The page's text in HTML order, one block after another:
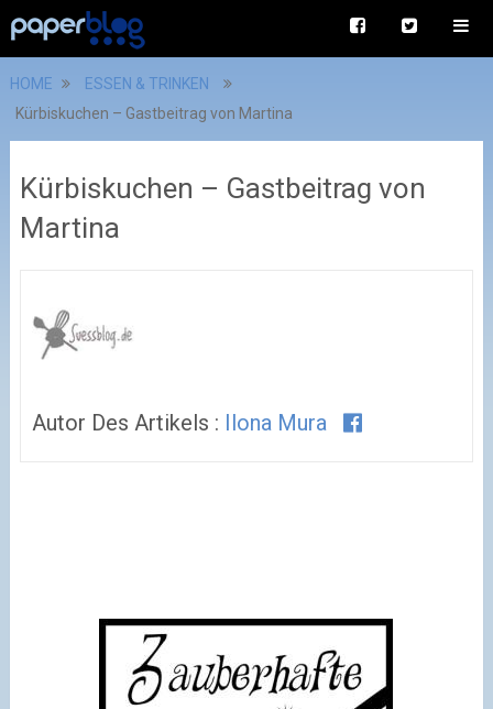
HOME
ESSEN & TRINKEN
Kürbiskuchen – Gastbeitrag von Martina
Kürbiskuchen – Gastbeitrag von
Martina
Autor Des Artikels : Ilona Mura